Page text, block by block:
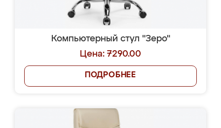
Компьютерный стул "Зеро"
Цена: 7290.00
ПОДРОБНЕЕ